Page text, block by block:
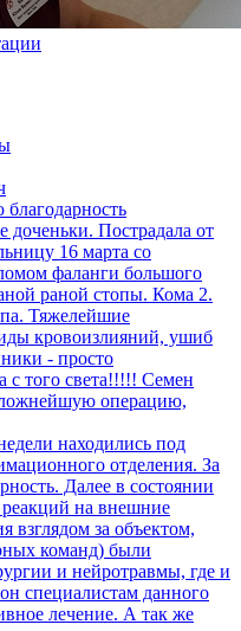
доченьки. Пострадала от
16 марта со
фаланги большого
раной стопы. Кома 2.
Тяжелейшие
кровоизлияний, ушиб
- просто
того света!!!!! Семен
операцию,
находились под
отделения. За
Далее в состоянии
на внешние
взглядом за объектом,
команд) были
и нейротравмы, где и
специалистам данного
лечение. А так же